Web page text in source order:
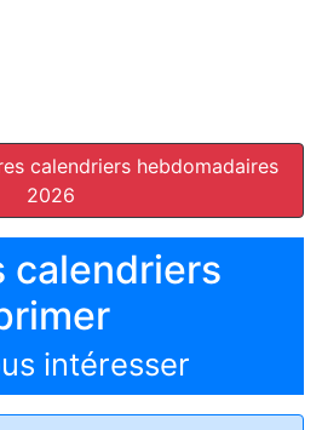
calendriers hebdomadaires
2026
calendriers
intéresser